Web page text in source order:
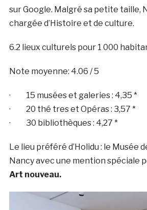
sur Google. Malgré sa petite taille,
chargée d’Histoire et de culture.
6.2 lieux culturels pour 1 000
Note moyenne: 4.06 / 5
· 15 musées et galeries : 4,35 *
· 20 thé tres et Opéras : 3,57 *
· 30 bibliothèques : 4,27 *
Le lieu préféré d’Holidu : le Musée
Nancy avec une mention spéciale
Art nouveau.